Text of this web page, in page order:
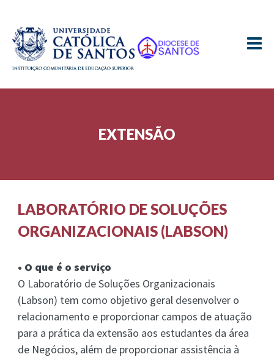
≡
EXTENSÃO
LABORATÓRIO DE SOLUÇÕES
ORGANIZACIONAIS (LABSON)
• O que é o serviço
O Laboratório de Soluções Organizacionais
(Labson) tem como objetivo geral desenvolver o
relacionamento e proporcionar campos de atuação
para a prática da extensão aos estudantes da área
de Negócios, além de proporcionar assistência à